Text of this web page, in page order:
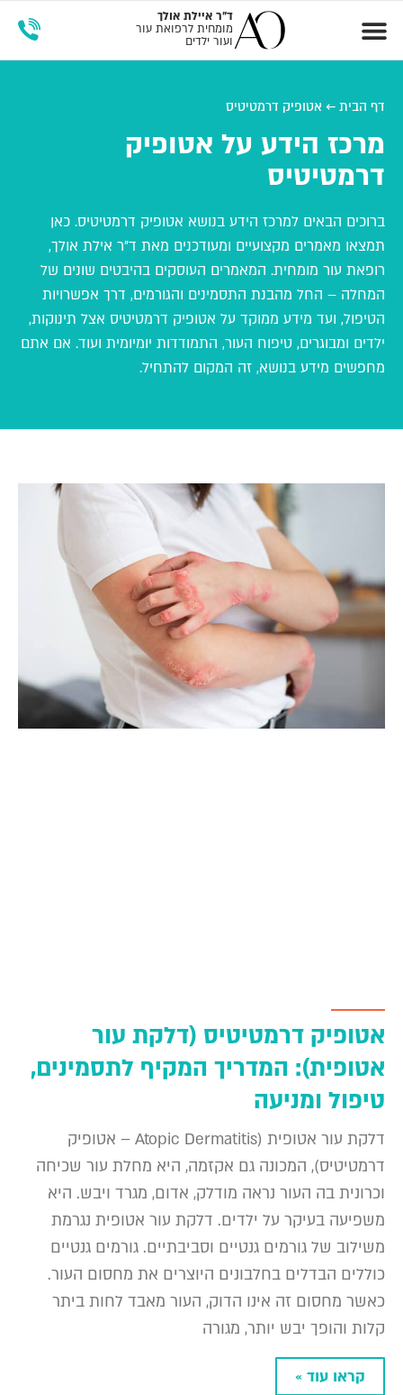
ד"ר איילת אולך
מומחית לרפואת עור
ועור ילדים
דף הבית ← אטופיק דרמטיטיס
מרכז הידע על אטופיק
דרמטיטיס
ברוכים הבאים למרכז הידע בנושא אטופיק דרמטיטיס. כאן
תמצאו מאמרים מקצועיים ומעודכנים מאת ד"ר אילת אולך,
רופאת עור מומחית. המאמרים העוסקים בהיבטים שונים של
המחלה – החל מהבנת התסמינים והגורמים, דרך אפשרויות
הטיפול, ועד מידע ממוקד על אטופיק דרמטיטיס אצל תינוקות,
ילדים ומבוגרים, טיפוח העור, התמודדות יומיומית ועוד. אם אתם
מחפשים מידע בנושא, זה המקום להתחיל.
אטופיק דרמטיטיס (דלקת עור
אטופית): המדריך המקיף לתסמינים,
טיפול ומניעה
דלקת עור אטופית (Atopic Dermatitis – אטופיק
דרמטיטיס), המכונה גם אקזמה, היא מחלת עור שכיחה
וכרונית בה העור נראה מודלק, אדום, מגרד ויבש. היא
משפיעה בעיקר על ילדים. דלקת עור אטופית נגרמת
משילוב של גורמים גנטיים וסביבתיים. גורמים גנטיים
כוללים הבדלים בחלבונים היוצרים את מחסום העור.
כאשר מחסום זה אינו הדוק, העור מאבד לחות ביתר
קלות והופך יבש יותר, מגורה
קראו עוד »